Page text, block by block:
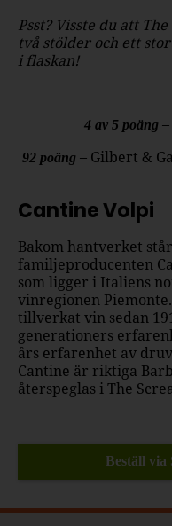
Psst? Visste du att
två stölder och ett
i flaskan!
4 av 5 poäng
92 poäng – Gilbert &
Cantine Volpi
Bakom hantverket
familjeproducenten
som ligger i Italiens
vinregionen
tillverkat vin sedan
generationers
års erfarenhet av
Cantine är riktiga
återspeglas i The
Beställ via